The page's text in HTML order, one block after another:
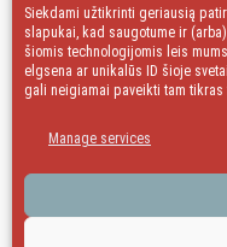
Siekdami užtikrinti geriausią
slapukai, kad saugotume ir
šiomis technologijomis leis
elgsena ar unikalūs ID šioje
gali neigiamai paveikti tam
Manage services
Essentials
Gift
Household
blog